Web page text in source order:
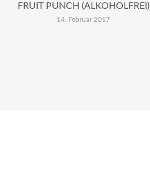
FRUIT PUNCH (ALKOHOLFREI)
14. Februar 2017